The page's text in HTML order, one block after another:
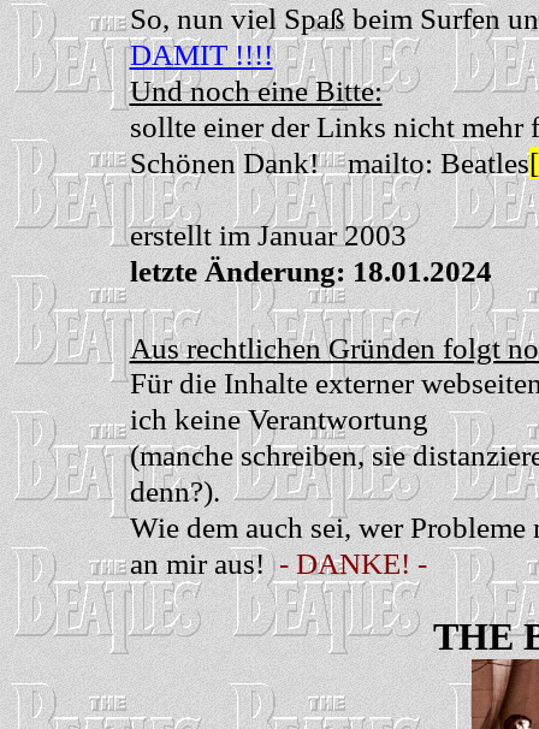
So, nun viel Spaß beim Surfen
DAMIT !!!!
Und noch eine Bitte:
sollte einer der Links nicht
Schönen Dank! mailto: Beatles
erstellt im Januar 2003
letzte Änderung: 18.01.2024
Aus rechtlichen Gründen folgt
Für die Inhalte externer
ich keine Verantwortung
(manche schreiben, sie
denn?).
Wie dem auch sei, wer
an mir aus!- DANKE! -
THE